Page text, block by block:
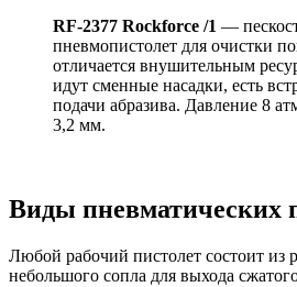
RF-2377 Rockforce /1 —
пневмопистолет для очистки
отличается внушительным
идут сменные насадки, есть
подачи абразива. Давление 8
3,2 мм.
Виды пневматических
Любой рабочий пистолет состоит из
небольшого сопла для выхода